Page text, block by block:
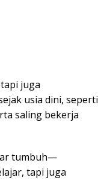
juga
usia dini, seperti
saling bekerja
tumbuh—
tapi juga